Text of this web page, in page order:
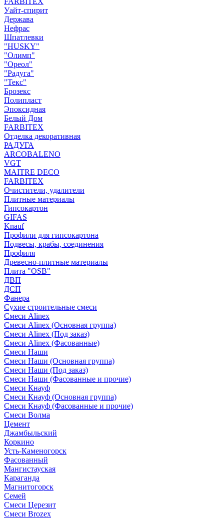
Уайт-спирит
Держава
Нефрас
Шпатлевки
"HUSKY"
"Олимп"
"Ореол"
"Радуга"
"Текс"
Брозекс
Полипласт
Эпоксидная
Белый Дом
FARBITEX
Отделка декоративная
РАДУГА
ARCOBALENO
VGT
MAITRE DECO
FARBITEX
Очистители, удалители
Плитные материалы
Гипсокартон
GIFAS
Knauf
Профили для гипсокартона
Подвесы, крабы, соединения
Профиля
Древесно-плитные материалы
Плита "OSB"
ДВП
ДСП
Фанера
Сухие строительные смеси
Смеси Alinex
Смеси Alinex (Основная группа)
Смеси Alinex (Под заказ)
Смеси Alinex (Фасованные)
Смеси Наши
Смеси Наши (Основная группа)
Смеси Наши (Под заказ)
Смеси Наши (Фасованные и прочие)
Смеси Кнауф
Смеси Кнауф (Основная группа)
Смеси Кнауф (Фасованные и прочие)
Смеси Волма
Цемент
Джамбыльский
Коркино
Усть-Каменогорск
Фасованный
Мангистауская
Караганда
Магнитогорск
Семей
Смеси Церезит
Смеси Brozex